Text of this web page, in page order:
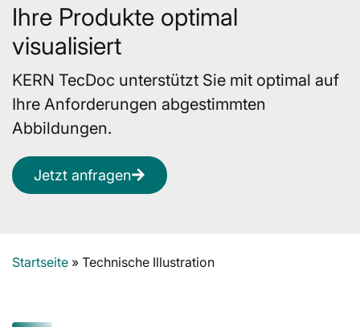
Ihre Produkte optimal
visualisiert
KERN TecDoc unterstützt Sie mit optimal auf
Ihre Anforderungen abgestimmten
Abbildungen.
Jetzt anfragen
Startseite » Technische Illustration